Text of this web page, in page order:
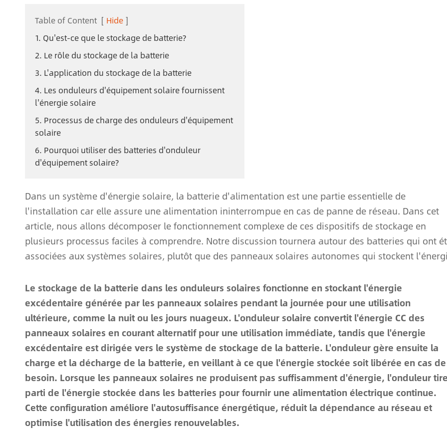
Table of Content [ Hide ]
1. Qu'est-ce que le stockage de batterie?
2. Le rôle du stockage de la batterie
3. L'application du stockage de la batterie
4. Les onduleurs d'équipement solaire fournissent
l'énergie solaire
5. Processus de charge des onduleurs d'équipement
solaire
6. Pourquoi utiliser des batteries d'onduleur
d'équipement solaire?
Dans un système d'énergie solaire, la batterie d'alimentation est une partie essentielle de
l'installation car elle assure une alimentation ininterrompue en cas de panne de réseau. Dans cet
article, nous allons décomposer le fonctionnement complexe de ces dispositifs de stockage en
plusieurs processus faciles à comprendre. Notre discussion tournera autour des batteries qui ont
associées aux systèmes solaires, plutôt que des panneaux solaires autonomes qui stockent
Le stockage de la batterie dans les onduleurs solaires fonctionne en stockant l'énergie
excédentaire générée par les panneaux solaires pendant la journée pour une utilisation
ultérieure, comme la nuit ou les jours nuageux. L'onduleur solaire convertit l'énergie CC des
panneaux solaires en courant alternatif pour une utilisation immédiate, tandis que l'énergie
excédentaire est dirigée vers le système de stockage de la batterie. L'onduleur gère ensuite la
charge et la décharge de la batterie, en veillant à ce que l'énergie stockée soit libérée en cas de
besoin. Lorsque les panneaux solaires ne produisent pas suffisamment d'énergie, l'onduleur
parti de l'énergie stockée dans les batteries pour fournir une alimentation électrique continue.
Cette configuration améliore l'autosuffisance énergétique, réduit la dépendance au réseau et
optimise l'utilisation des énergies renouvelables.